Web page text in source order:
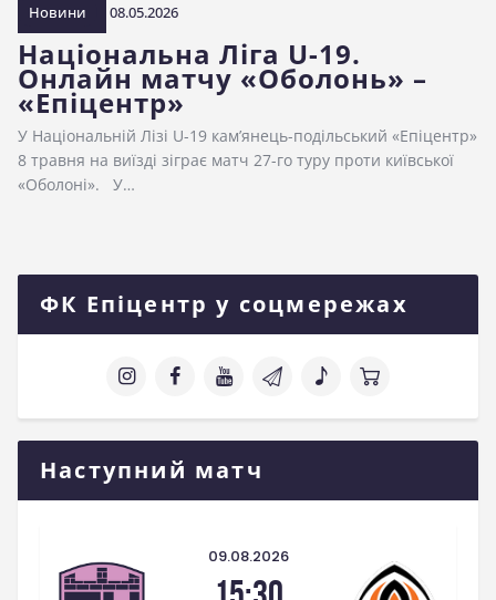
Новини 08.05.2026
Національна Ліга U-19.
Онлайн матчу «Оболонь» –
«Епіцентр»
У Національній Лізі U-19 кам’янець-подільський «Епіцентр»
8 травня на виїзді зіграє матч 27-го туру проти київської
«Оболоні». У…
ФК Епіцентр у соцмережах
Наступний матч
09.08.2026